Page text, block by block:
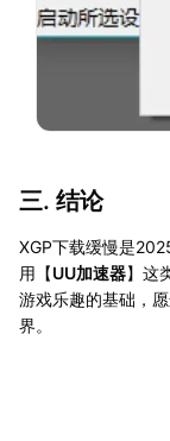
三. 结论
XGP下载缓慢是
用【UU加速器】这
游戏乐趣的基础，
界。